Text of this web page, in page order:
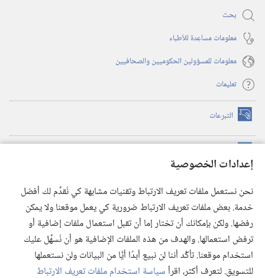
إعدادات الخصوصية
نحن نستعمل ملفات تعريف الارتباط وتقنيات مشابهة كي نُقدِّم لك أفضل
خدمة. بعض ملفات تعريف الارتباط ضرورية كي يعمل موقعنا ولا يمكن
رفضها. ولكن بإمكانك أن تختار إما أن تقبل استعمال ملفات إضافية أو
ترفض استعمالها. والهدف من هذه الملفات الإضافية هو أن نُسهِّل عليك
استخدام موقعنا. تأكَّد أننا لن نبيع أبدًا أيًّا من البيانات ولن نستعملها
للتسويق. لتعرف أكثر، اقرأسياسة استخدام ملفات تعريف الارتباط
بحث
معلومات مساعِدة للأطباء
معلومات للمسؤولين الحكوميين والصحافيين
تعليمات
التبرعات (يفتح
نافذة
(يفتح
نافذة
(يفتح
نافذة
جديدة) تطبيق ®
JW Library
مكتبة برج المراقبة